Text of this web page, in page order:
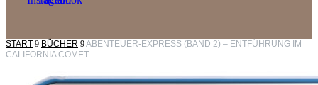
START 9 BÜCHER 9ABENTEUER-EXPRESS (BAND 2) – ENTFÜHRUNG IM
CALIFORNIA COMET